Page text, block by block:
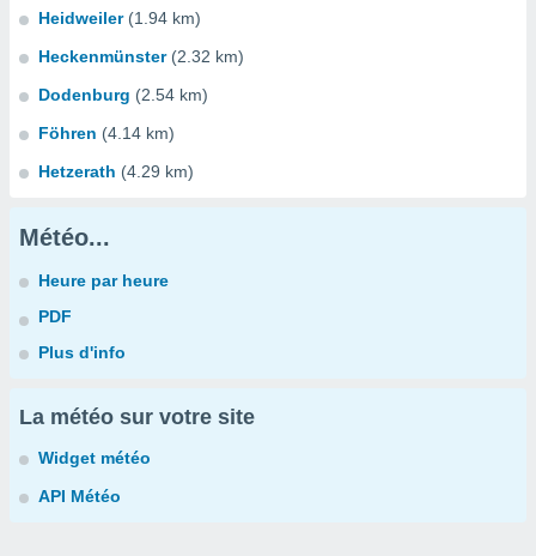
Heidweiler (1.94 km)
Heckenmünster (2.32 km)
Dodenburg (2.54 km)
Föhren (4.14 km)
Hetzerath (4.29 km)
Météo...
Heure par heure
PDF
Plus d'info
La météo sur votre site
Widget météo
API Météo